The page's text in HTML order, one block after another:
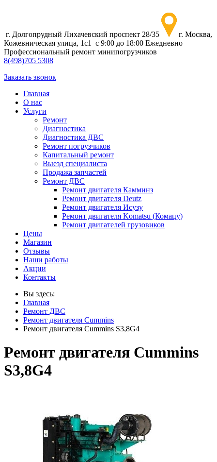
г. Долгопрудный Лихачевский проспект 28/35
г. Москва,
Кожевническая улица, 1с1
с 9:00 до 18:00 Ежедневно
Профессиональный ремонт минипогрузчиков
8(498)705 5308
Заказать звонок
Главная
О нас
Услуги
Ремонт
Диагностика
Диагностика ДВС
Ремонт погрузчиков
Капитальный ремонт
Выезд специалиста
Продажа запчастей
Ремонт ДВС
Ремонт двигателя Камминз
Ремонт двигателя Deutz
Ремонт двигателя Исузу
Ремонт двигателя Komatsu (Комацу)
Ремонт двигателей грузовиков
Цены
Магазин
Отзывы
Наши работы
Акции
Контакты
Вы здесь:
Главная
Ремонт ДВС
Ремонт двигателя Cummins
Ремонт двигателя Cummins S3,8G4
Ремонт двигателя Cummins
S3,8G4